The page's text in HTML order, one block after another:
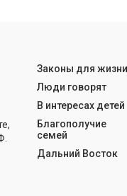
Законы для жизни
Люди говорят
В интересах детей
Благополучие
семей
Дальний Восток